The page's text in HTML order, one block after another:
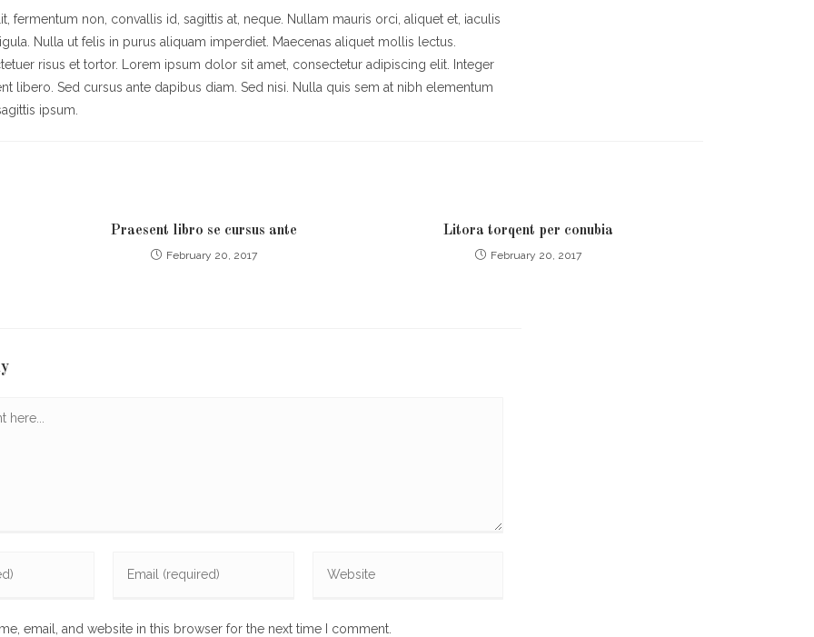
fermentum non, convallis id, sagittis at, neque. Nullam mauris orci, aliquet et, iaculis
Nulla ut felis in purus aliquam imperdiet. Maecenas aliquet mollis lectus.
risus et tortor. Lorem ipsum dolor sit amet, consectetur adipiscing elit. Integer
libero. Sed cursus ante dapibus diam. Sed nisi. Nulla quis sem at nibh elementum
ipsum.
Praesent libro se cursus ante
February 20, 2017
Litora torqent per conubia
February 20, 2017
email, and website in this browser for the next time I comment.